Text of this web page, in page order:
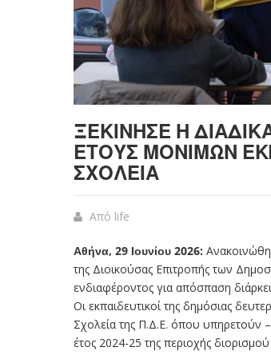
ΞΕΚΊΝΗΣΕ Η
ΈΤΟΥΣ ΜΌΝΙΜΩΝ
ΣΧΟΛΕΊΑ
Από life
Αθήνα, 29 Ιουνίου 2026:
της Διοικούσας Επιτροπής των
ενδιαφέροντος για απόσπαση
Οι εκπαιδευτικοί της δημόσιας
Σχολεία της Π.Δ.Ε. όπου υπηρετούν
έτος 2024-25 της περιοχής